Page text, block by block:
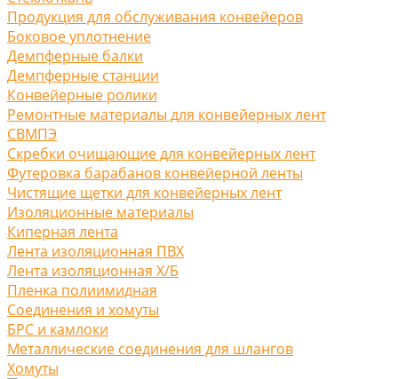
Продукция для обслуживания конвейеров
Боковое уплотнение
Демпферные балки
Демпферные станции
Конвейерные ролики
Ремонтные материалы для конвейерных лент
СВМПЭ
Скребки очищающие для конвейерных лент
Футеровка барабанов конвейерной ленты
Чистящие щетки для конвейерных лент
Изоляционные материалы
Киперная лента
Лента изоляционная ПВХ
Лента изоляционная Х/Б
Пленка полиимидная
Соединения и хомуты
БРС и камлоки
Металлические соединения для шлангов
Хомуты